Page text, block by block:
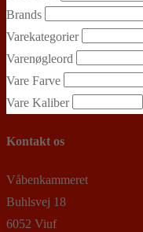
Brands
Varekategorier
Varenøgleord
Vare Farve
Vare Kaliber
Kontakt os
Våbenkammeret
Buhlsvej 18
6052 Viuf